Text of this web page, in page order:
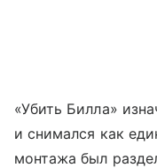
«Убить Билла»
и снимался как
монтажа был